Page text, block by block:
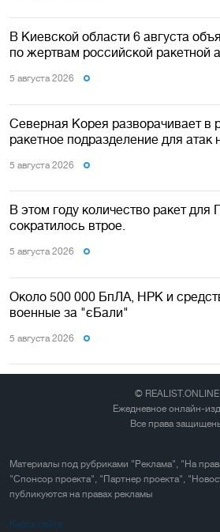
В Киевской области 6 августа
по жертвам российской ракетной
5 августа 2026
Северная Корея разворачивает в
ракетное подразделение для атак
5 августа 2026
В этом году количество ракет для
сократилось втрое.
5 августа 2026
Около 500 000 БпЛА, НРК и
военные за "єБали"
5 августа 2026
© REALIST.ONLINE
Ежедневное онлайн-
Все права
Материалы под рубриками "Реклама", "На
"Спонсор проекта", "Партнер проекта",
публикуются на правах рекламы
Карта сайта